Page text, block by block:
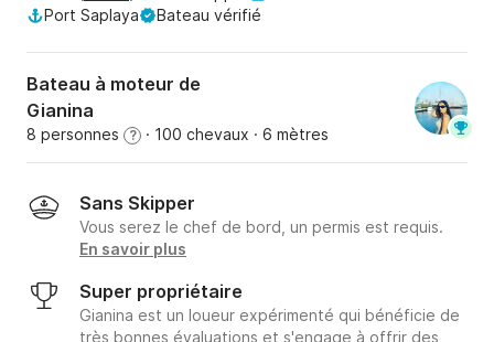
Port Saplaya
Bateau vérifié
Bateau à moteur de
Gianina
8 personnes ? · 100 chevaux · 6 mètres
Sans Skipper
Vous serez le chef de bord, un permis est requis.
En savoir plus
Super propriétaire
Gianina est un loueur expérimenté qui bénéficie de
très bonnes évaluations et s'engage à offrir des